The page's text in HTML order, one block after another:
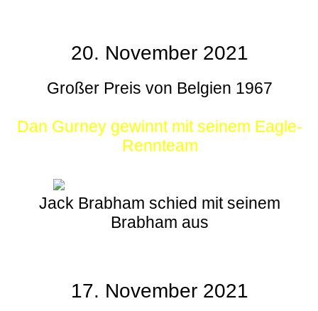
20. November 2021
Großer Preis von Belgien 1967
Dan Gurney gewinnt mit seinem Eagle-
Rennteam
Jack Brabham schied mit seinem
Brabham aus
17. November 2021